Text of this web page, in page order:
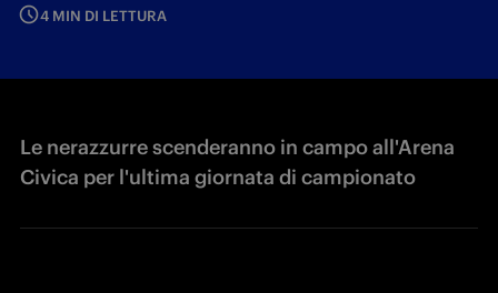
4 MIN DI LETTURA
Le nerazzurre scenderanno in campo all'Arena
Civica per l'ultima giornata di campionato